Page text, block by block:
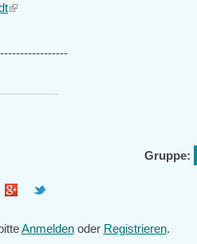
(link
Gruppe:
Anmeldenoder Registrieren.